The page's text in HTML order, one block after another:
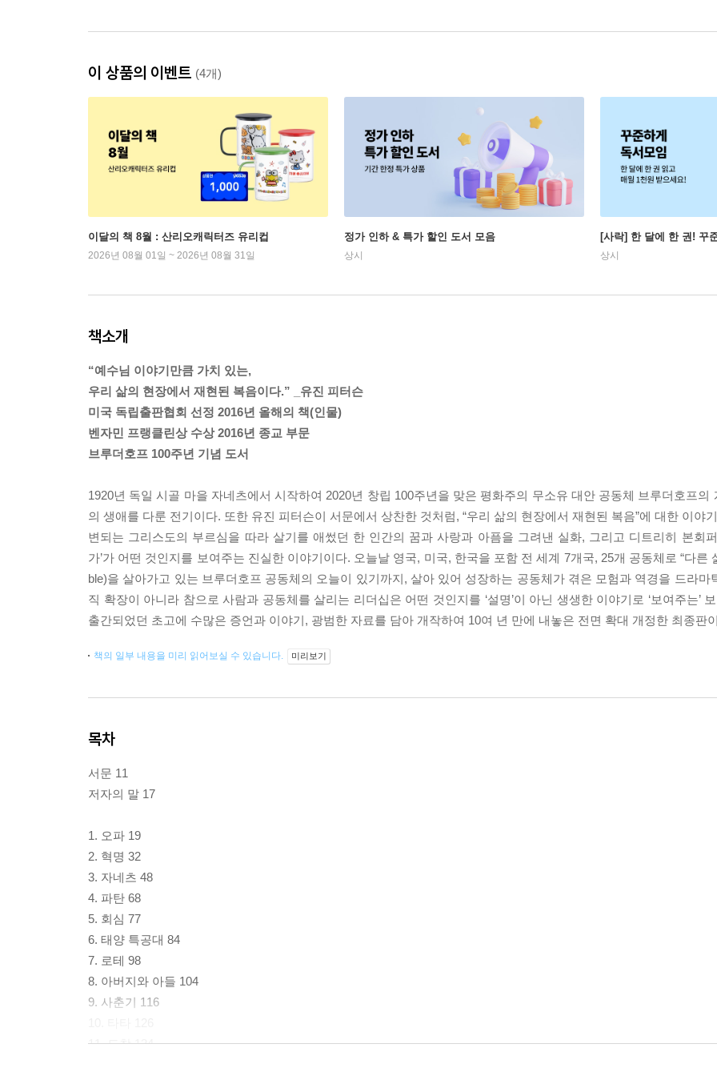
이 상품의 이벤트 (4개)
이달의 책 8월 : 산리오캐릭터즈 유리컵
2026년 08월 01일 ~ 2026년 08월 31일
정가 인하 & 특가 할인 도서 모음
상시
[사락] 한 달에 한 권! 꾸
상시
책소개
“예수님 이야기만큼 가치 있는,
우리 삶의 현장에서 재현된 복음이다.” _유진 피터슨
미국 독립출판협회 선정 2016년 올해의 책(인물)
벤자민 프랭클린상 수상 2016년 종교 부문
브루더호프 100주년 기념 도서
1920년 독일 시골 마을 자네츠에서 시작하여 2020년 창립 100주년을 맞은 평화주의 무소유 대안 공동체 브루더호프의
의 생애를 다룬 전기이다. 또한 유진 피터슨이 서문에서 상찬한 것처럼, “우리 삶의 현장에서 재현된 복음”에 대한 이야기
변되는 그리스도의 부르심을 따라 살기를 애썼던 한 인간의 꿈과 사랑과 아픔을 그려낸 실화, 그리고 디트리히 본회
가’가 어떤 것인지를 보여주는 진실한 이야기이다. 오늘날 영국, 미국, 한국을 포함 전 세계 7개국, 25개 공동체로 “다른
ble)을 살아가고 있는 브루더호프 공동체의 오늘이 있기까지, 살아 있어 성장하는 공동체가 겪은 모험과 역경을 드라마
직 확장이 아니라 참으로 사람과 공동체를 살리는 리더십은 어떤 것인지를 ‘설명’이 아닌 생생한 이야기로 ‘보여주는’
출간되었던 초고에 수많은 증언과 이야기, 광범한 자료를 담아 개작하여 10여 년 만에 내놓은 전면 확대 개정한 최종판
책의 일부 내용을 미리 읽어보실 수 있습니다. 미리보기
목차
서문 11
저자의 말 17
1. 오파 19
2. 혁명 32
3. 자네츠 48
4. 파탄 68
5. 회심 77
6. 태양 특공대 84
7. 로테 98
8. 아버지와 아들 104
9. 사춘기 116
11. 도착 134